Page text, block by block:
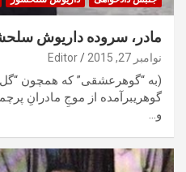
مادر، سروده داریوش
نوامبر 27, 2015 Editor
(به “گوهرعشقی” که همچون “گل
گوهریبرآمده از موجِ مادرانِ
و…